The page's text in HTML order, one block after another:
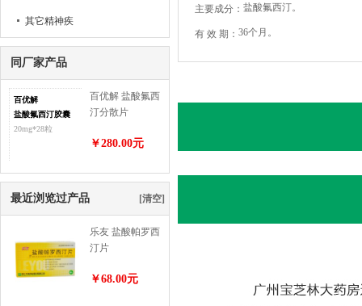
其它精神疾
同厂家产品
百优解
盐酸氟西汀胶囊
20mg*28粒
百优解 盐酸氟西
汀分散片
￥280.00元
最近浏览过产品 [清空]
乐友 盐酸帕罗西
汀片
￥68.00元
主要成分： 盐酸氟西汀。
有 效 期： 36个月。